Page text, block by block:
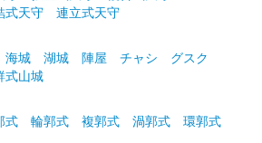
式天守
連立式天守
海城 湖城 陣屋 チャシ
グスク
式山城
式 輪郭式 複郭式 渦郭式
環郭式